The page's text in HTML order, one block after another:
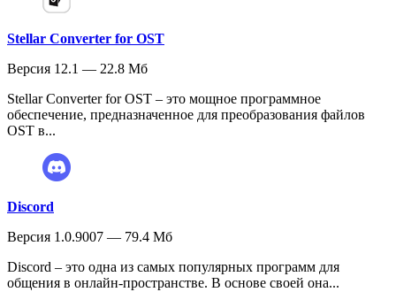
Stellar Converter for OST
Версия 12.1 — 22.8 Мб
Stellar Converter for OST – это мощное программное
обеспечение, предназначенное для преобразования файлов
OST в...
Discord
Версия 1.0.9007 — 79.4 Мб
Discord – это одна из самых популярных программ для
общения в онлайн-пространстве. В основе своей она...